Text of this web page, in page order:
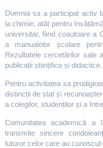
Domnia sa a participat activ
la chimie, atât pentru
universitar, fiind coautoare a
a manualelor școlare
Rezultatele cercetărilor sale
publicații științifice și didactice.
Pentru activitatea sa
distincții de stat și
a colegilor, studenților și a
Comunitatea academică a
transmite sincere
tuturor celor care au